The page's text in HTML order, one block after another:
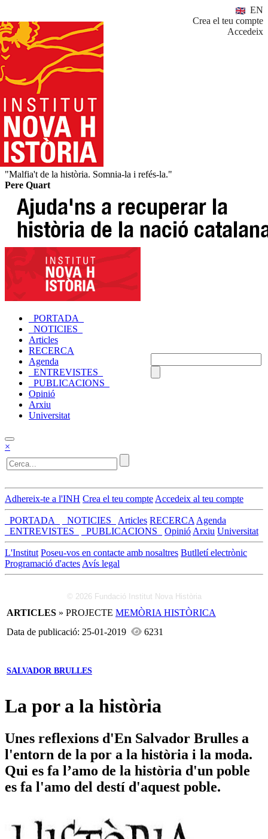
EN
Crea el teu compte
Accedeix
"Malfia't de la història. Somnia-la i refés-la."
Pere Quart
_PORTADA_
_NOTICIES_
Articles
RECERCA
Agenda
_ENTREVISTES_
_PUBLICACIONS_
Opinió
Arxiu
Universitat
×
Adhereix-te a l'INH Crea el teu compte Accedeix al teu compte
_PORTADA_ _NOTICIES_ Articles RECERCA Agenda
_ENTREVISTES_
_PUBLICACIONS_ Opinió Arxiu Universitat
L'Institut Poseu-vos en contacte amb nosaltres Butlletí electrònic
Programació d'actes Avís legal
© 2026 Fundació Institut Nova Història
ARTICLES » PROJECTE MEMÒRIA HISTÒRICA
Data de publicació: 25-01-2019
6231
SALVADOR BRULLES
La por a la història
Unes reflexions d'En Salvador Brulles a
l'entorn de la por a la història i la moda.
Qui es fa l’amo de la història d'un poble
es fa l'amo del destí d'aquest poble.